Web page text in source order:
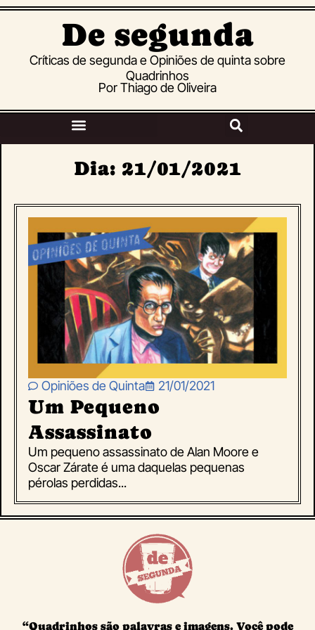
De segunda
Críticas de segunda e Opiniões de quinta sobre
Quadrinhos
Por Thiago de Oliveira
Dia: 21/01/2021
Opiniões de Quinta 21/01/2021
Um Pequeno
Assassinato
Um pequeno assassinato de Alan Moore e
Oscar Zárate é uma daquelas pequenas
pérolas perdidas...
“Quadrinhos são palavras e imagens. Você pode